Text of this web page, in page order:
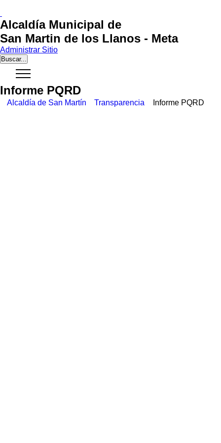
Alcaldía Municipal de
San Martin de los Llanos - Meta
Administrar Sitio
Buscar...
Informe PQRD
Alcaldía de San Martín Transparencia
Informe